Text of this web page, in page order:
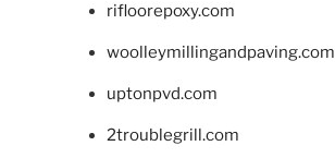
rifloorepoxy.com
woolleymillingandpaving.com
uptonpvd.com
2troublegrill.com